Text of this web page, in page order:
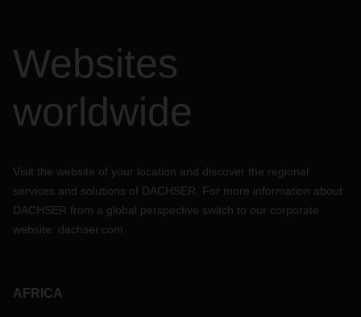
Websites
worldwide
Visit the website of your location and discover the regional
services and solutions of DACHSER. For more information about
DACHSER from a global perspective switch to our corporate
website: dachser.com
AFRICA